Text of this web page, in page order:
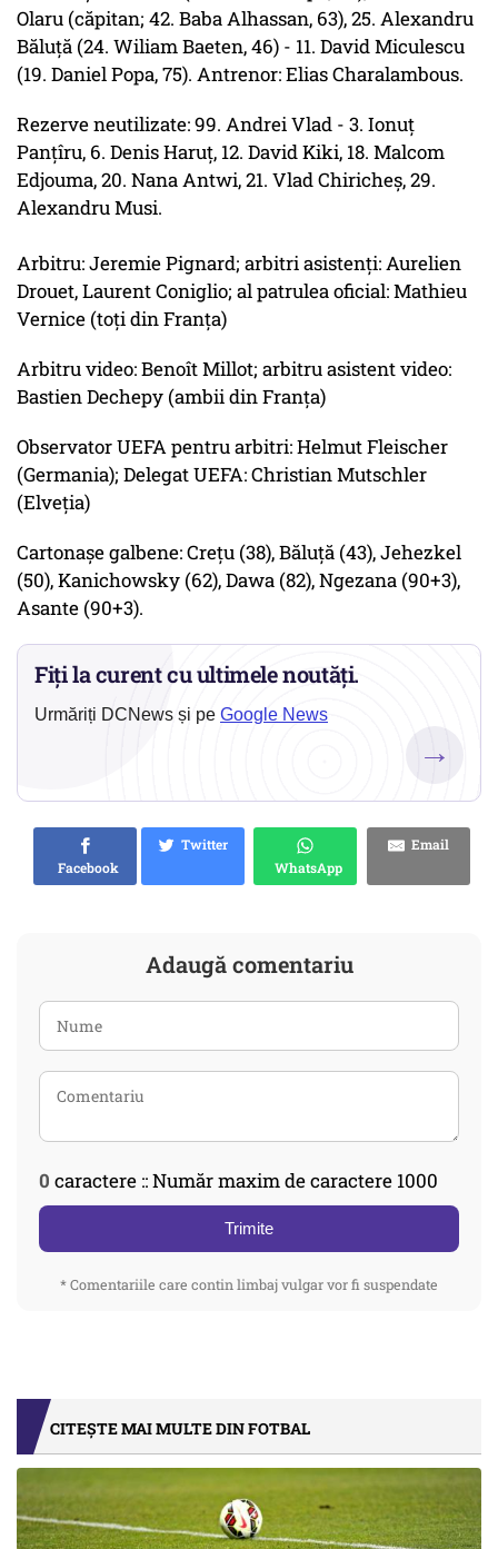
Olaru (căpitan; 42. Baba Alhassan, 63), 25. Alexandru
Băluţă (24. Wiliam Baeten, 46) - 11. David Miculescu
(19. Daniel Popa, 75). Antrenor: Elias Charalambous.
Rezerve neutilizate: 99. Andrei Vlad - 3. Ionuţ
Panţîru, 6. Denis Haruţ, 12. David Kiki, 18. Malcom
Edjouma, 20. Nana Antwi, 21. Vlad Chiricheş, 29.
Alexandru Musi.
Arbitru: Jeremie Pignard; arbitri asistenţi: Aurelien
Drouet, Laurent Coniglio; al patrulea oficial: Mathieu
Vernice (toţi din Franţa)
Arbitru video: Benoît Millot; arbitru asistent video:
Bastien Dechepy (ambii din Franţa)
Observator UEFA pentru arbitri: Helmut Fleischer
(Germania); Delegat UEFA: Christian Mutschler
(Elveţia)
Cartonaşe galbene: Creţu (38), Băluţă (43), Jehezkel
(50), Kanichowsky (62), Dawa (82), Ngezana (90+3),
Asante (90+3).
Fiți la curent cu ultimele noutăți.
Urmăriți DCNews și pe Google News
→
Facebook
Twitter
WhatsApp
Email
Adaugă comentariu
0 caractere :: Număr maxim de caractere 1000
Trimite
* Comentariile care contin limbaj vulgar vor fi suspendate
CITEȘTE MAI MULTE DIN FOTBAL